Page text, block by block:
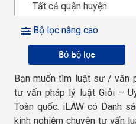
Tất cả quận huyện
Bộ lọc nâng cao
Bỏ bộ lọc
Bạn muốn tìm luật sư / văn
tư vấn pháp lý luật Giỏi –
Toàn quốc. iLAW có Danh
kinh nghiệm chuyên tư vấn